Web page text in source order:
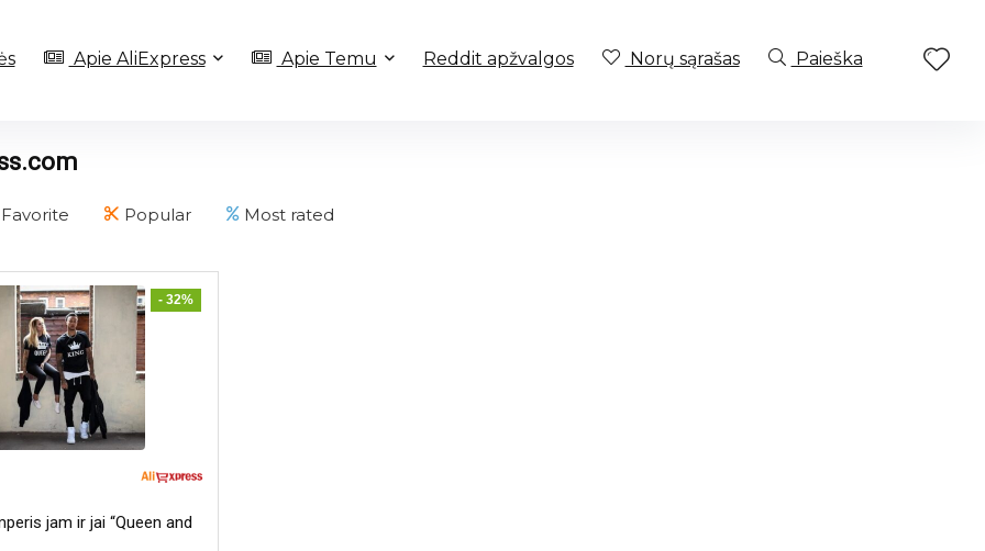
Apie AliExpress Apie Temu Reddit apžvalgos Norų sąrašas Paieška
Favorite Popular Most rated
- 32%
jam ir jai “Queen and